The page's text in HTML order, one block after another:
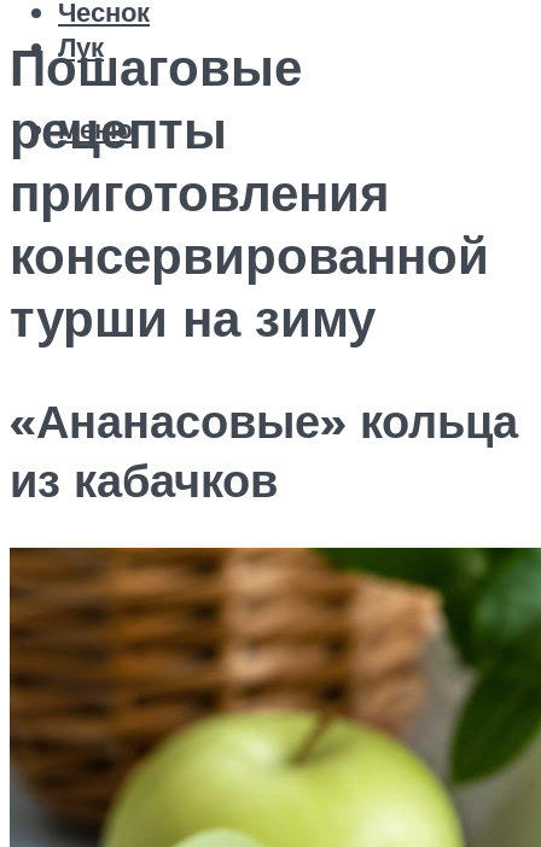
Чеснок
Лук
Меню
Пошаговые
рецепты
приготовления
консервированной
турши на зиму
«Ананасовые» кольца
из кабачков